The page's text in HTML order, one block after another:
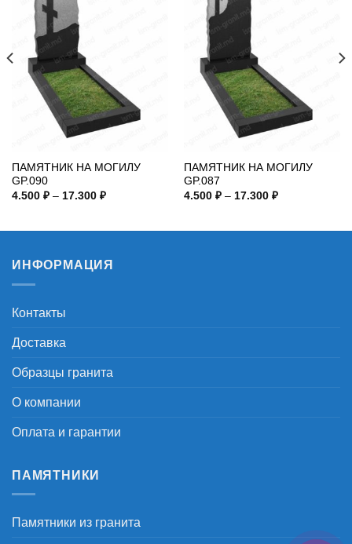
ПАМЯТНИК НА МОГИЛУ
GP.090
4.500 ₽ – 17.300 ₽Диапазон
ПАМЯТНИК НА МОГИЛУ
GP.087
4.500 ₽ – 17.300 ₽Диапазон
ИНФОРМАЦИЯ
Контакты
Доставка
Образцы гранита
О компании
Оплата и гарантии
ПАМЯТНИКИ
Памятники из гранита